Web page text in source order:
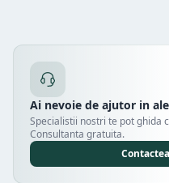
Ai nevoie de ajutor in
Specialistii nostri te pot ghida
Consultanta gratuita.